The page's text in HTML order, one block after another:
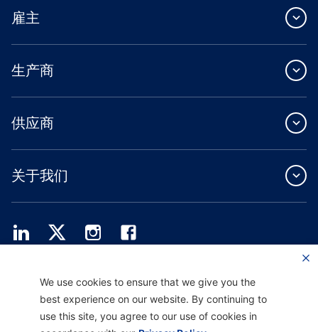
雇主
生产商
供应商
关于我们
Providence Health Plan 提供商业团体、个人健康保障和 ASO 服务。
Providence Health Assurance 是一家 HMO、HMO-POS 和 HMO SNP，与
Medicare 和俄勒冈州健康计划签有合同。Providence Health Assurance 的注册取决
于合同续约。
We use cookies to ensure that we give you the
best experience on our website. By continuing to
use this site, you agree to our use of cookies in